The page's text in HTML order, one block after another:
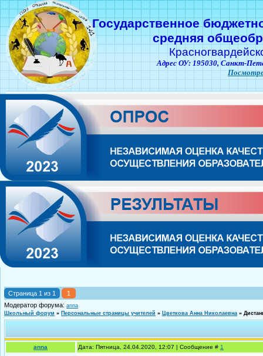
Государственное
средняя
Адрес ОУ: 195030, Санкт-
Страница 1 из 1
1
Модератор форума: anna
Школьный форум » Персональные страницы учителей » Цветкова Анна Николаевна »
anna Дата: Пятница, 24.04.2020, 12:07 | Сообщение # 1